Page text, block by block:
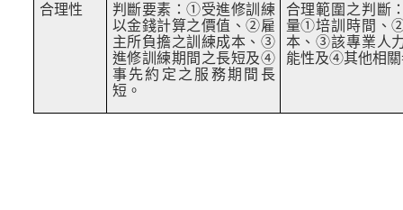
合理性 判斷要素：①受進修訓練
以金錢計算之價值、②雇
主所負擔之訓練成本、 ③
進修訓練期間之長短及④
事先約定之服務期間長
短。
合理範圍之判斷
量①培訓時間、
本、③該專業人
能性及④其他相